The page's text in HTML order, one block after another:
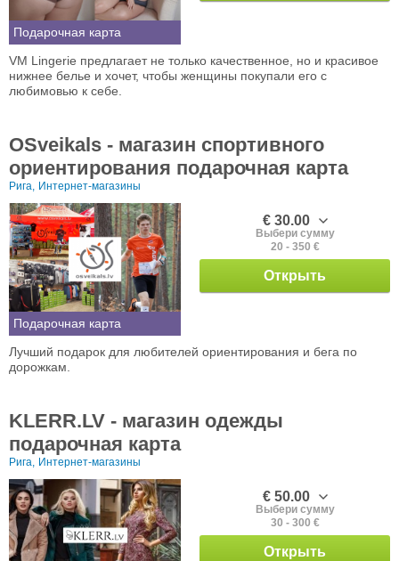
Подарочная карта
VM Lingerie предлагает не только качественное, но и красивое
нижнее белье и хочет, чтобы женщины покупали его с
любимовью к себе.
OSveikals - магазин спортивного
ориентирования подарочная карта
Рига, Интернет-магазины
Подарочная карта
€ 30.00
Выбери сумму
20 - 350 €
Открыть
Лучший подарок для любителей ориентирования и бега по
дорожкам.
KLERR.LV - магазин одежды
подарочная карта
Рига, Интернет-магазины
€ 50.00
Выбери сумму
30 - 300 €
Открыть